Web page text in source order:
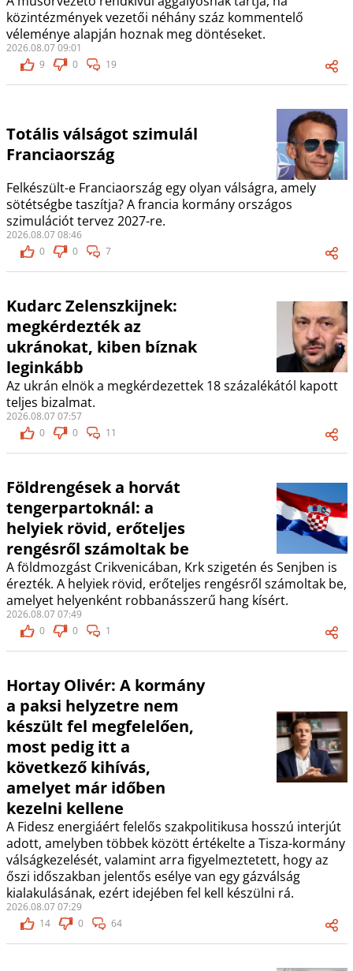
közintézmények vezetői néhány száz kommentelő
véleménye alapján hoznak meg döntéseket.
2026.08.07 09:01
9
0 19
Totális válságot szimulál
Franciaország
Felkészült-e Franciaország egy olyan válságra, amely
sötétségbe taszítja? A francia kormány országos
szimulációt tervez 2027-re.
2026.08.07 08:46
0
0 7
Kudarc Zelenszkijnek:
megkérdezték az
ukránokat, kiben bíznak
leginkább
Az ukrán elnök a megkérdezettek 18 százalékától kapott
teljes bizalmat.
2026.08.07 07:57
0
0 11
Földrengések a horvát
tengerpartoknál: a
helyiek rövid, erőteljes
rengésről számoltak be
A földmozgást Crikvenicában, Krk szigetén és Senjben is
érezték. A helyiek rövid, erőteljes rengésről számoltak be,
amelyet helyenként robbanásszerű hang kísért.
2026.08.07 07:49
0
0 1
Hortay Olivér: A kormány
a paksi helyzetre nem
készült fel megfelelően,
most pedig itt a
következő kihívás,
amelyet már időben
kezelni kellene
A Fidesz energiáért felelős szakpolitikusa hosszú interjút
adott, amelyben többek között értékelte a Tisza-kormány
válságkezelését, valamint arra figyelmeztetett, hogy az
őszi időszakban jelentős esélye van egy gázválság
kialakulásának, ezért idejében fel kell készülni rá.
2026.08.07 07:29
14
0 64